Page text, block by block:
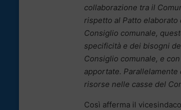
collaborazione tra il
rispetto al Patto
Consiglio comunale,
specificità e dei bisogni
Consiglio comunale, e
apportate.
risorse nelle casse del
Così afferma il